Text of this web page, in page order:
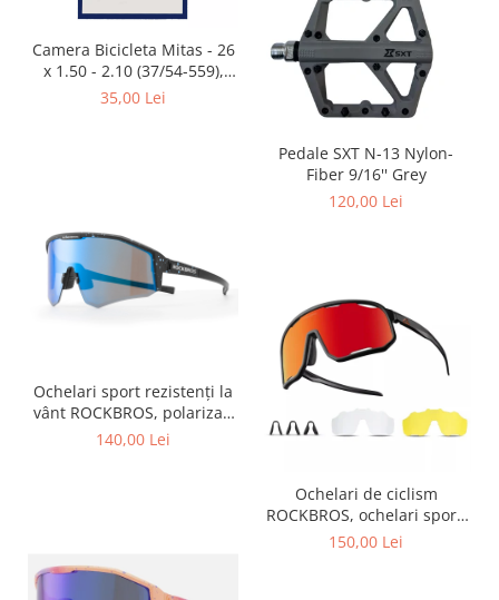
Schimbatoare viteze
Scule bicicleta
Camera Bicicleta Mitas - 26
x 1.50 - 2.10 (37/54-559),
FV47
35,00 Lei
Pedale SXT N-13 Nylon-
Fiber 9/16'' Grey
120,00 Lei
Ochelari sport rezistenți la
vânt ROCKBROS, polarizați
pentru ciclism, ochelari de
140,00 Lei
Ochelari de ciclism
ROCKBROS, ochelari sport,
ramă fotocromatică TR
150,00 Lei